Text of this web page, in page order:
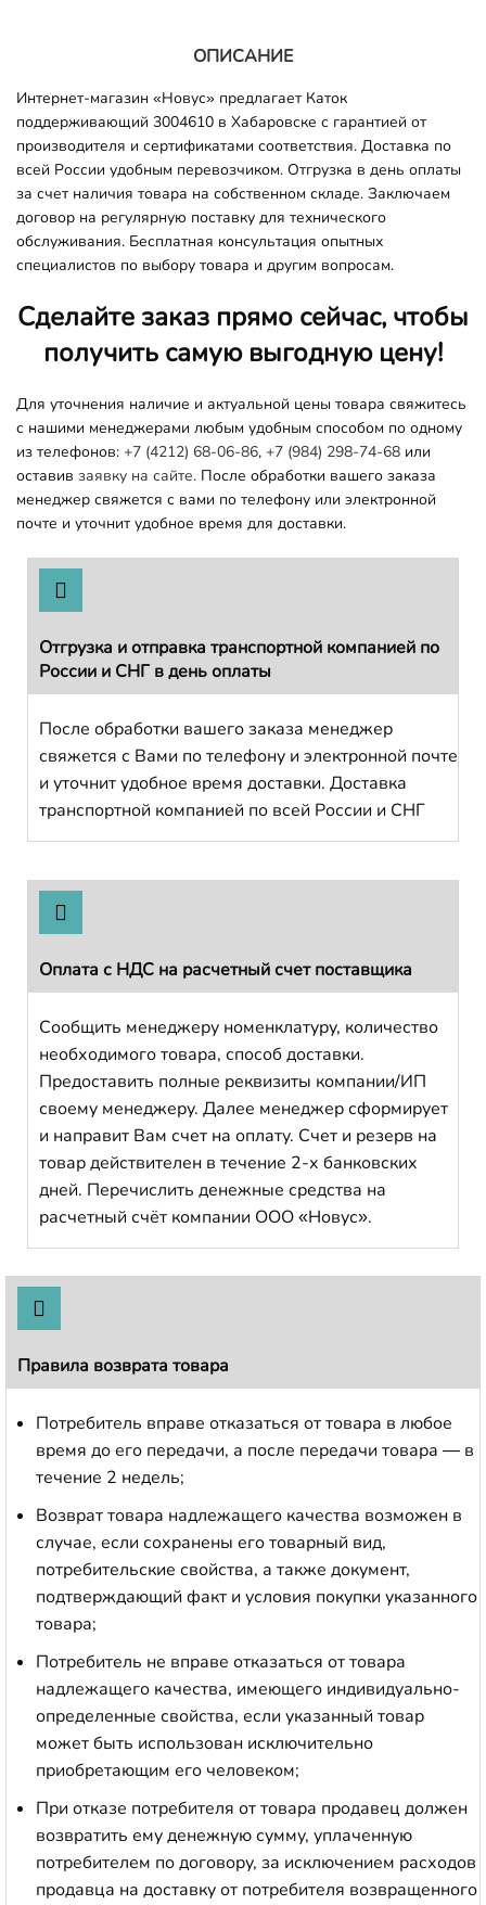
ОПИСАНИЕ
Интернет-магазин «Новус» предлагает Каток
поддерживающий 3004610 в Хабаровске с гарантией от
производителя и сертификатами соответствия. Доставка по
всей России удобным перевозчиком. Отгрузка в день оплаты
за счет наличия товара на собственном складе. Заключаем
договор на регулярную поставку для технического
обслуживания. Бесплатная консультация опытных
специалистов по выбору товара и другим вопросам.
Сделайте заказ прямо сейчас, чтобы
получить самую выгодную цену!
Для уточнения наличие и актуальной цены товара свяжитесь
с нашими менеджерами любым удобным способом по одному
из телефонов: +7 (4212) 68-06-86, +7 (984) 298-74-68 или
оставив заявку на сайте. После обработки вашего заказа
менеджер свяжется с вами по телефону или электронной
почте и уточнит удобное время для доставки.
Отгрузка и отправка транспортной компанией по
России и СНГ в день оплаты
После обработки вашего заказа менеджер
свяжется с Вами по телефону и электронной почте
и уточнит удобное время доставки. Доставка
транспортной компанией по всей России и СНГ
Оплата с НДС на расчетный счет поставщика
Сообщить менеджеру номенклатуру, количество
необходимого товара, способ доставки.
Предоставить полные реквизиты компании/ИП
своему менеджеру. Далее менеджер сформирует
и направит Вам счет на оплату. Счет и резерв на
товар действителен в течение 2-х банковских
дней. Перечислить денежные средства на
расчетный счёт компании ООО «Новус».
Правила возврата товара
Потребитель вправе отказаться от товара в любое
время до его передачи, а после передачи товара — в
течение 2 недель;
Возврат товара надлежащего качества возможен в
случае, если сохранены его товарный вид,
потребительские свойства, а также документ,
подтверждающий факт и условия покупки указанного
товара;
Потребитель не вправе отказаться от товара
надлежащего качества, имеющего индивидуально-
определенные свойства, если указанный товар
может быть использован исключительно
приобретающим его человеком;
При отказе потребителя от товара продавец должен
возвратить ему денежную сумму, уплаченную
потребителем по договору, за исключением расходов
продавца на доставку от потребителя возвращенного